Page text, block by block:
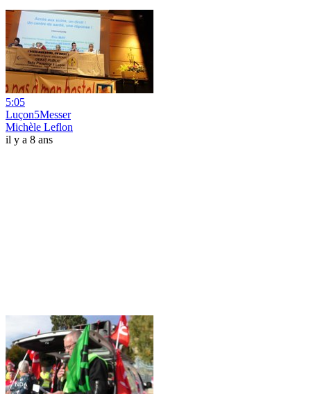
5:05
Luçon5Messer
Michèle Leflon
il y a 8 ans